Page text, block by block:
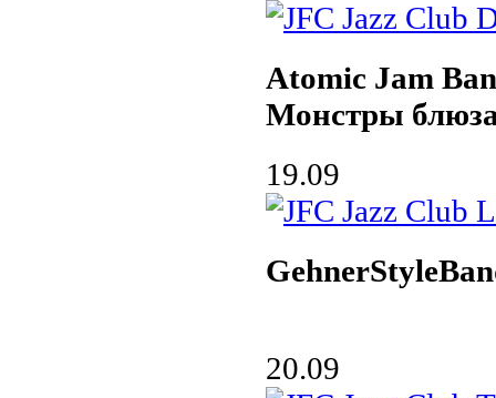
Atomic Jam
Монстры
19.09
20.09